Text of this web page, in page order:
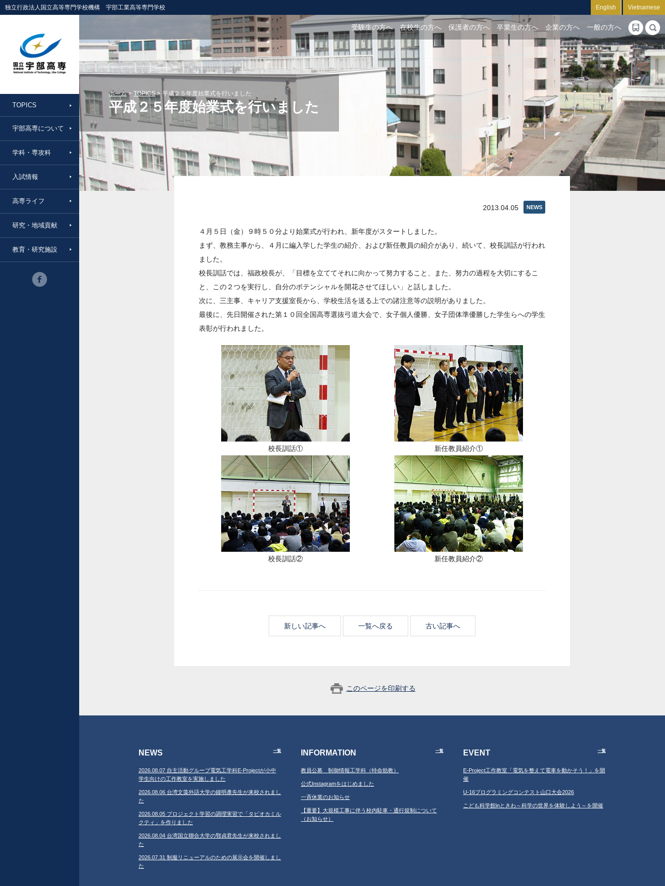
独立行政法人国立高等専門学校機構 宇部工業高等専門学校 English Vietnamese
TOPICS
宇部高専について
学科・専攻科
入試情報
高専ライフ
研究・地域貢献
教育・研究施設
受験生の方へ 在校生の方へ 保護者の方へ 卒業生の方へ 企業の方へ 一般の方へ
ホーム TOPICS 平成２５年度始業式を行いました
平成２５年度始業式を行いました
NEWS
2013.04.05
４月５日（金）９時５０分より始業式が行われ、新年度がスタートしました。
まず、教務主事から、４月に編入学した学生の紹介、および新任教員の紹介があり、続いて、校長訓話が行われ
ました。
校長訓話では、福政校長が、「目標を立ててそれに向かって努力すること、また、努力の過程を大切にするこ
と、この２つを実行し、自分のポテンシャルを開花させてほしい」と話しました。
次に、三主事、キャリア支援室長から、学校生活を送る上での諸注意等の説明がありました。
最後に、先日開催された第１０回全国高専選抜弓道大会で、女子個人優勝、女子団体準優勝した学生らへの学生
表彰が行われました。
校長訓話① 新任教員紹介①
校長訓話② 新任教員紹介②
新しい記事へ 一覧へ戻る 古い記事へ
このページを印刷する
NEWS 一覧
2026.08.07 自主活動グループ電気工学科E-Projectが小中
学生向けの工作教室を実施しました
2026.08.06 台湾文藻外語大学の鐘明彥先生が来校されまし
た
2026.08.05 プロジェクト学習の調理実習で「タピオカミル
クティ」を作りました
2026.08.04 台湾国立聯合大学の鄂貞君先生が来校されまし
た
2026.07.31 制服リニューアルのための展示会を開催しまし
た
INFORMATION 一覧
教員公募 制御情報工学科（特命助教）
公式Instagramをはじめました
一斉休業のお知らせ
【重要】大規模工事に伴う校内駐車・通行規制について
（お知らせ）
EVENT 一覧
E-Project工作教室「電気を整えて電車を動かそう！」を開
催
U-16プログラミングコンテスト山口大会2026
こども科学館inときわ～科学の世界を体験しよう～を開催